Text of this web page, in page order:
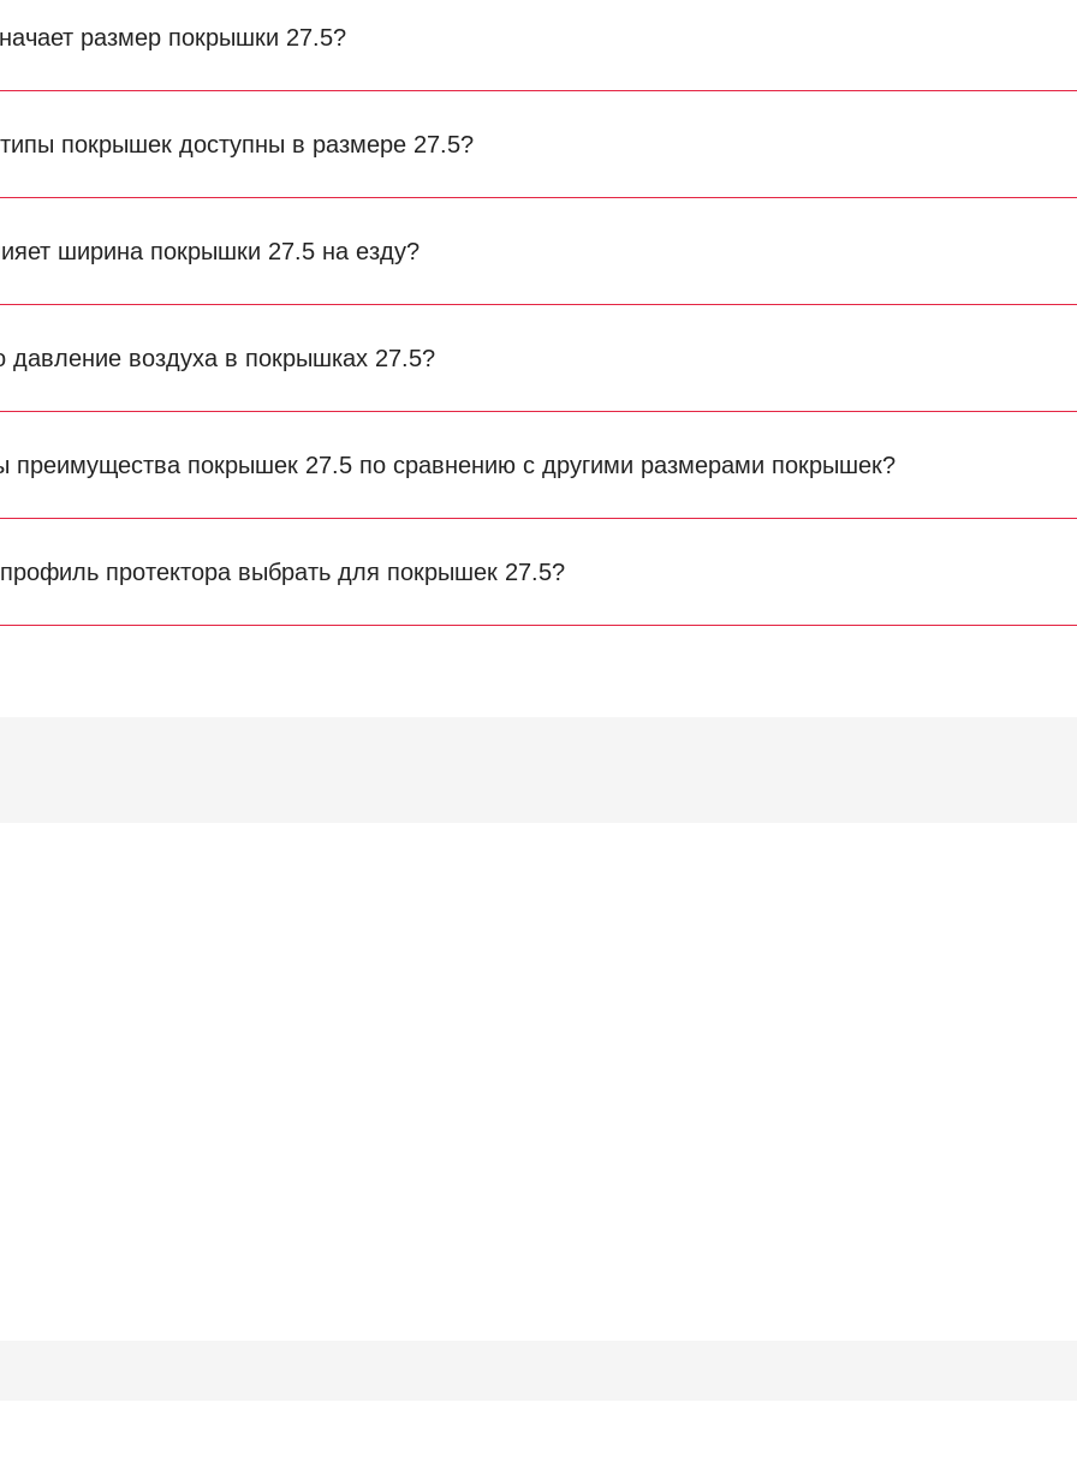
размер покрышки 27.5?
покрышек доступны в размере 27.5?
ширина покрышки 27.5 на езду?
давление воздуха в покрышках 27.5?
преимущества покрышек 27.5 по сравнению с другими размерами покрышек?
протектора выбрать для покрышек 27.5?